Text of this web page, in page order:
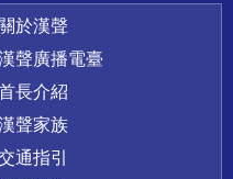
關於漢聲
聲廣播電臺
長介紹
聲家族
通指引